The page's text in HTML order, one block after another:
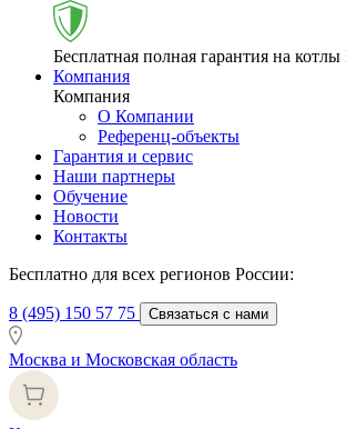
Бесплатная полная гарантия на котлы
Компания
Компания
О Компании
Референц-объекты
Гарантия и сервис
Наши партнеры
Обучение
Новости
Контакты
Бесплатно для всех регионов России:
8 (495) 150 57 75 Связаться с нами
Москва и Московская область